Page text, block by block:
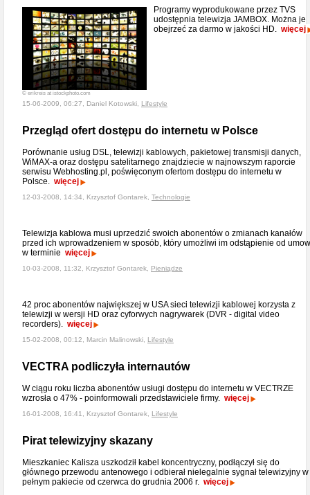
© erikreis at istockphoto.com
Programy wyprodukowane przez TVS
udostępnia telewizja JAMBOX. Można je
obejrzeć za darmo w jakości HD. więcej
15-06-2009, 06:27, Daniel Kotowski, Lifestyle
Przegląd ofert dostępu do internetu w Polsce
Porównanie usług DSL, telewizji kablowych, pakietowej transmisji danych,
WiMAX-a oraz dostępu satelitarnego znajdziecie w najnowszym raporcie
serwisu Webhosting.pl, poświęconym ofertom dostępu do internetu w
Polsce. więcej
12-03-2008, 14:34, Krzysztof Gontarek, Technologie
Telewizja kablowa musi uprzedzić swoich abonentów o zmianach kanałów
przed ich wprowadzeniem w sposób, który umożliwi im odstąpienie od
w terminie więcej
10-03-2008, 11:32, Krzysztof Gontarek, Pieniądze
42 proc abonentów największej w USA sieci telewizji kablowej korzysta z
telewizji w wersji HD oraz cyforwych nagrywarek (DVR - digital video
recorders). więcej
15-02-2008, 00:12, Marcin Malinowski, Lifestyle
VECTRA podliczyła internautów
W ciągu roku liczba abonentów usługi dostępu do internetu w VECTRZE
wzrosła o 47% - poinformowali przedstawiciele firmy. więcej
16-01-2008, 16:41, Krzysztof Gontarek, Lifestyle
Pirat telewizyjny skazany
Mieszkaniec Kalisza uszkodził kabel koncentryczny, podłączył się do
głównego przewodu antenowego i odbierał nielegalnie sygnał telewizyjny w
pełnym pakiecie od czerwca do grudnia 2006 r. więcej